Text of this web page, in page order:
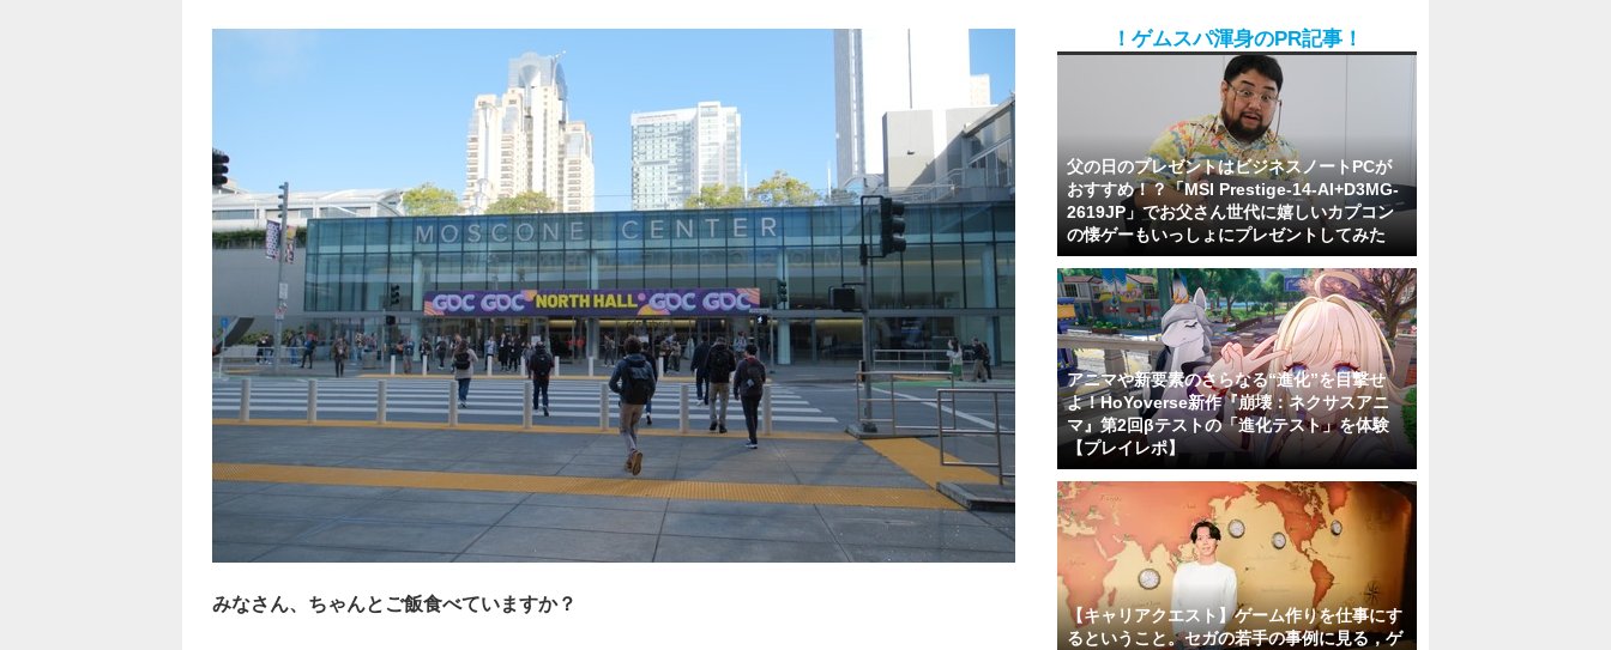
みなさん、ちゃんとご飯食べていますか？
！ゲムスパ渾身のPR記事！
父の日のプレゼントはビジネスノートPCが
おすすめ！？「MSI Prestige-14-AI+D3MG-
2619JP」でお父さん世代に嬉しいカプコン
の懐ゲーもいっしょにプレゼントしてみた
アニマや新要素のさらなる“進化”を目撃せ
よ！HoYoverse新作『崩壊：ネクサスアニ
マ』第2回βテストの「進化テスト」を体験
【プレイレポ】
【キャリアクエスト】ゲーム作りを仕事にす
るということ。セガの若手の事例に見る，ゲ